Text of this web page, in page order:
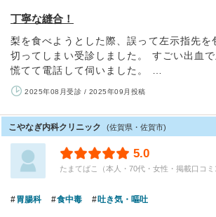
丁寧な縫合！
梨を食べようとした際、誤って左示指先を
切ってしまい受診しました。 すごい出血で
慌てて電話して伺いました。 …
2025年08月受診 / 2025年09月投稿
こやなぎ内科クリニック (佐賀県・佐賀市)
5.0
たまてばこ（本人・70代・女性・掲載口コミ
胃腸科 食中毒 吐き気・嘔吐